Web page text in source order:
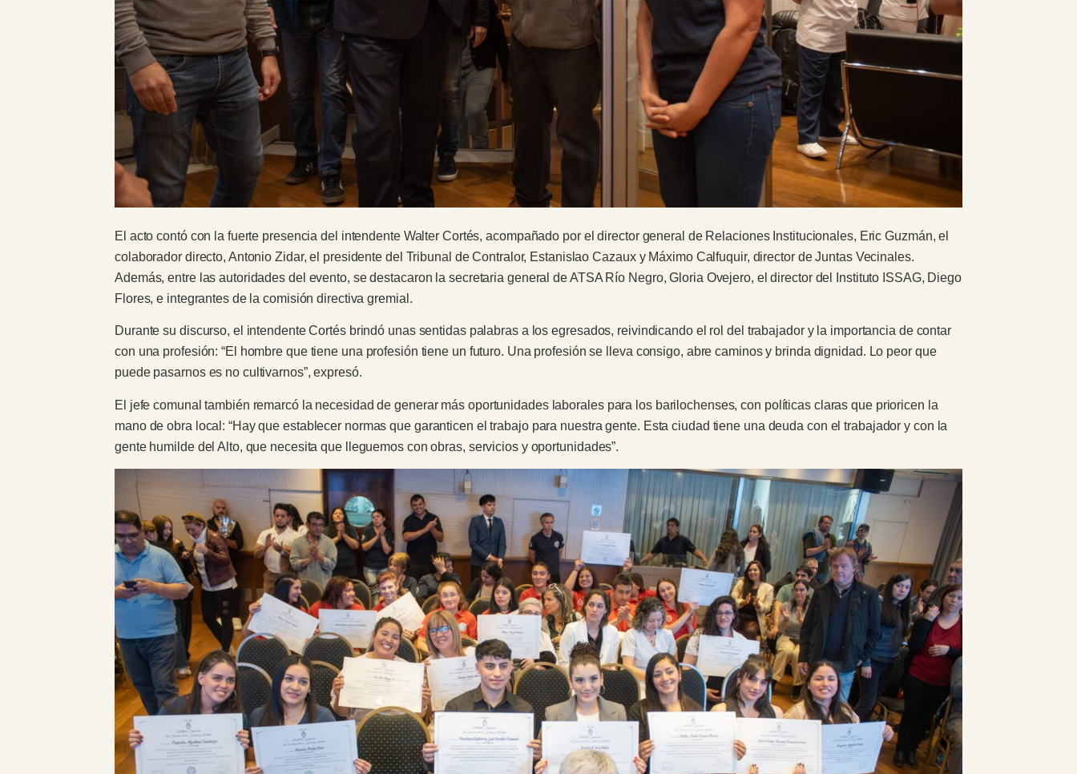
El acto contó con la fuerte presencia del intendente Walter Cortés, acompañado por el director general de Relaciones Institucionales, Eric Guzmán, el
colaborador directo, Antonio Zidar, el presidente del Tribunal de Contralor, Estanislao Cazaux y Máximo Calfuquir, director de Juntas Vecinales.
Además, entre las autoridades del evento, se destacaron la secretaria general de ATSA Río Negro, Gloria Ovejero, el director del Instituto ISSAG, Diego
Flores, e integrantes de la comisión directiva gremial.
Durante su discurso, el intendente Cortés brindó unas sentidas palabras a los egresados, reivindicando el rol del trabajador y la importancia de contar
con una profesión: “El hombre que tiene una profesión tiene un futuro. Una profesión se lleva consigo, abre caminos y brinda dignidad. Lo peor que
puede pasarnos es no cultivarnos”, expresó.
El jefe comunal también remarcó la necesidad de generar más oportunidades laborales para los barilochenses, con políticas claras que prioricen la
mano de obra local: “Hay que establecer normas que garanticen el trabajo para nuestra gente. Esta ciudad tiene una deuda con el trabajador y con la
gente humilde del Alto, que necesita que lleguemos con obras, servicios y oportunidades”.